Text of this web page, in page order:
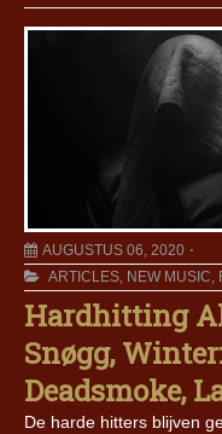
AUGUSTUS 06, 2020
ARTICLES, NEW MUSIC,
Hardhitting
Snøgg,
Deadsmoke,
De harde hitters blijven